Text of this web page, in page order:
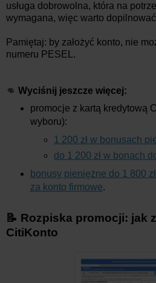
usługa dobrowolna, która na
wymagana, więc warto
Pamiętaj: by założyć konto, nie
numeru PESEL.
👊 Wyciśnij jeszcze więcej:
promocje z kartą kredytową
wyboru):
1 200 zł w bonusach
do 1 200 zł w bonach
bonusy pieniężne do 1 800
za konto firmowe.
📝 Rozpiska promocji: jak
CitiKonto